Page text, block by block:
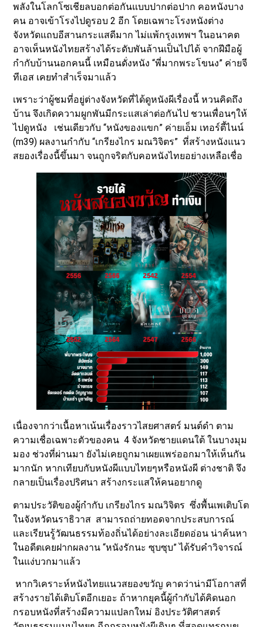
พลังในโลกโซเชียลบอกต่อกันแบบปากต่อปาก คอหนังบาง
คน อาจเข้าโรงไปดูรอบ 2 อีก โดยเฉพาะโรงหนังต่าง
จังหวัดแถบอีสานกระแสดีมาก ไม่แพ้กรุงเทพฯ ในอนาคต
อาจเห็นหนังไทยสร้างได้ระดับพันล้านเป็นไปได้ จากฝีมือผู้
กำกับบ้านนอกคนนี้ เหมือนดั่งหนัง “พี่มากพระโขนง” ค่ายจี
ทีเอส เคยทำสำเร็จมาแล้ว
เพราะว่าผู้ชมที่อยู่ต่างจังหวัดที่ได้ดูหนังผีเรื่องนี้ หวนคิดถึง
บ้าน จึงเกิดความผูกพันมีกระแสเล่าต่อกันไป ชวนเพื่อนๆให้
ไปดูหนัง เช่นเดียวกับ “หนังของแขก” ค่ายเอ็ม เทอร์ตี้ไนน์
(m39) ผลงานกำกับ “เกรียงไกร มณวิจิตร” ที่สร้างหนังแนว
สยองเรื่องนี้ขึ้นมา จนถูกจริตกับคอหนังไทยอย่างเหลือเชื่อ
เนื่องจากว่าเนื้อหาเน้นเรื่องราวไสยศาสตร์ มนต์ดำ ตาม
ความเชื่อเฉพาะตัวของคน 4 จังหวัดชายแดนใต้ ในบางมุม
มอง ช่วงที่ผ่านมา ยังไม่เคยถูกมาเผยแพร่ออกมาให้เห็นกัน
มากนัก หากเทียบกับหนังผีแบบไทยๆหรือหนังผี ต่างชาติ จึง
กลายเป็นเรื่องปริศนา สร้างกระแสให้คนอยากดู
ตามประวัติของผู้กำกับ เกรียงไกร มณวิจิตร ซึ่งพื้นเพเติบโต
ในจังหวัดนราธิวาส สามารถถ่ายทอดจากประสบการณ์
และเรียนรู้วัฒนธรรมท้องถิ่นได้อย่างละเอียดอ่อน น่าค้นหา
ในอดีตเคยฝากผลงาน “หนังรักนะ ซุบซุบ” ได้รับคำวิจารณ์
ในแง่บวกมาแล้ว
หากวิเคราะห์หนังไทยแนวสยองขวัญ คาดว่าน่ามีโอกาสที่
สร้างรายได้เติบโตอีกเยอะ ถ้าหากยุคนี้ผู้กำกับได้คิดนอก
กรอบหนังที่สร้างมีความแปลกใหม่ อิงประวัติศาสตร์